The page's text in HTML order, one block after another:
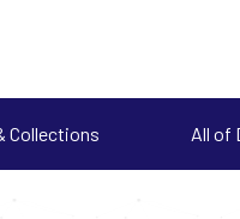
Collections All of